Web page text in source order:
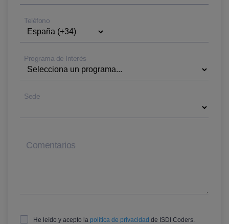
Teléfono
Programa de Interés
Sede
Comentarios
He leído y acepto la política de privacidad de ISDI Coders.